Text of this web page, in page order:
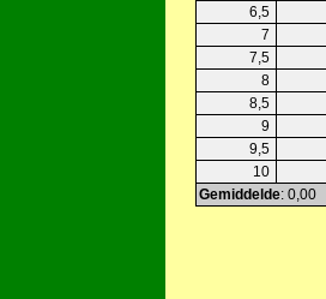
6,5
7
7,5
8
8,5
9
9,5
10
Gemiddelde: 0,00